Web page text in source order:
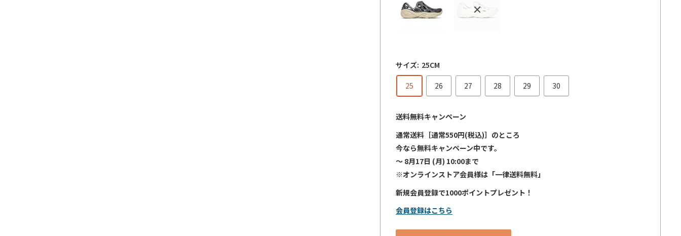
サイズ: 25CM
25 26 27 28 29 30
送料無料キャンペーン
通常送料［通常550円(税込)］のところ
今なら無料キャンペーン中です。
～ 8月17日 (月) 10:00まで
※オンラインストア会員様は「一律送料無料」
新規会員登録で1000ポイントプレゼント！
会員登録はこちら